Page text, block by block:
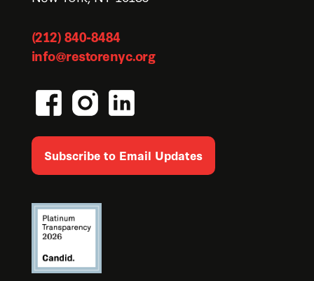
(212) 840-8484
info@restorenyc.org
Subscribe to Email Updates